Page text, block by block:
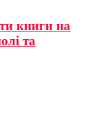
книги на
та